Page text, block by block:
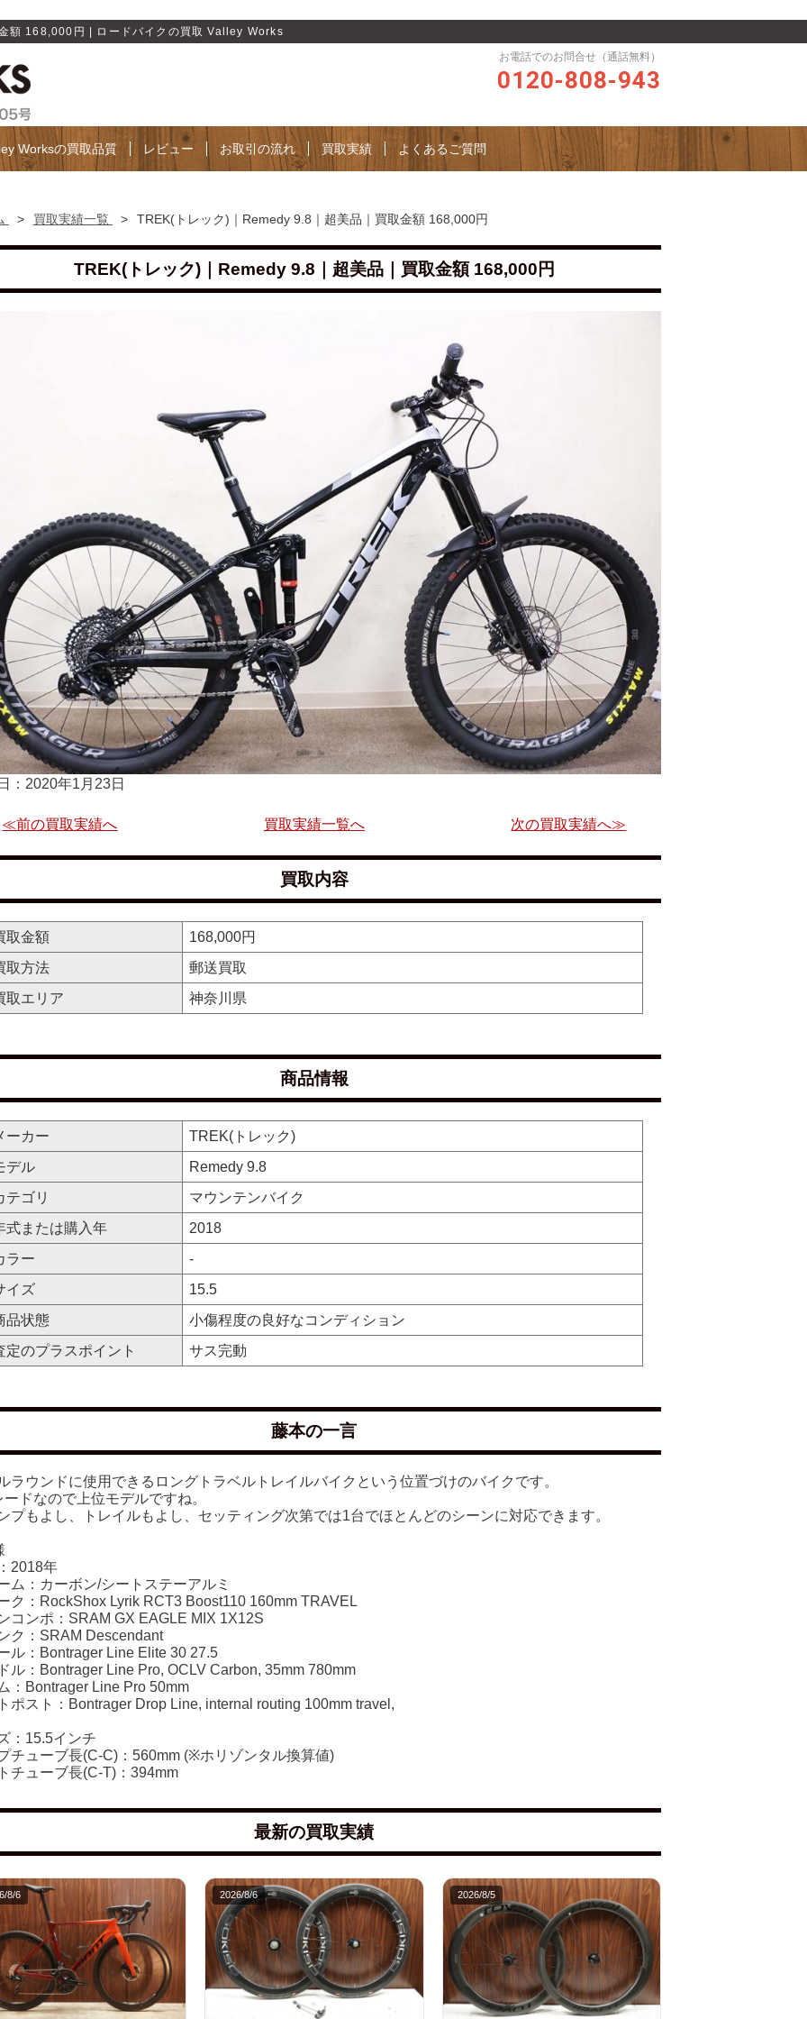
額 168,000円 | ロードバイクの買取 Valley Works
お電話でのお問合せ（通話無料）
0120-808-943
Worksの買取品質 レビュー お取引の流れ 買取実績 よくあるご質問
> 買取実績一覧 > TREK(トレック)｜Remedy 9.8｜超美品｜買取金額 168,000円
TREK(トレック)｜Remedy 9.8｜超美品｜買取金額 168,000円
：2020年1月23日
≪前の買取実績へ 買取実績一覧へ 次の買取実績へ≫
買取内容
取金額
168,000円
取方法
郵送買取
取エリア
神奈川県
商品情報
ーカー
TREK(トレック)
デル
Remedy 9.8
テゴリ
マウンテンバイク
式または購入年
2018
ラー
-
イズ
15.5
品状態
小傷程度の良好なコンディション
定のプラスポイント
サス完動
藤本の一言
ラウンドに使用できるロングトラベルトレイルバイクという位置づけのバイクです。
ードなので上位モデルですね。
プもよし、トレイルもよし、セッティング次第では1台でほとんどのシーンに対応できます。
2018年
ム：カーボン/シートステーアルミ
ク：RockShox Lyrik RCT3 Boost110 160mm TRAVEL
コンポ：SRAM GX EAGLE MIX 1X12S
ク：SRAM Descendant
ル：Bontrager Line Elite 30 27.5
ル：Bontrager Line Pro, OCLV Carbon, 35mm 780mm
：Bontrager Line Pro 50mm
ポスト：Bontrager Drop Line, internal routing 100mm travel,
：15.5インチ
チューブ長(C-C)：560mm (※ホリゾンタル換算値)
チューブ長(C-T)：394mm
最新の買取実績
8/6 2026/8/6 2026/8/5